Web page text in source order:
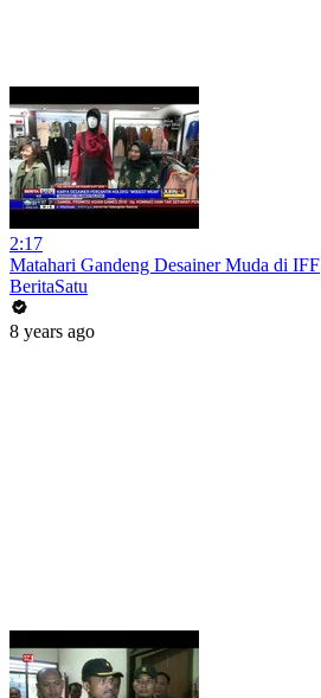
2:17
Matahari Gandeng Desainer Muda di IFF
BeritaSatu
8 years ago